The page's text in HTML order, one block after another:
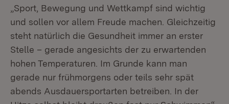
„Sport, Bewegung und Wettkampf sind wichtig
und sollen vor allem Freude machen. Gleichzeitig
steht natürlich die Gesundheit immer an erster
Stelle – gerade angesichts der zu erwartenden
hohen Temperaturen. Im Grunde kann man
gerade nur frühmorgens oder teils sehr spät
abends Ausdauersportarten betreiben. In der